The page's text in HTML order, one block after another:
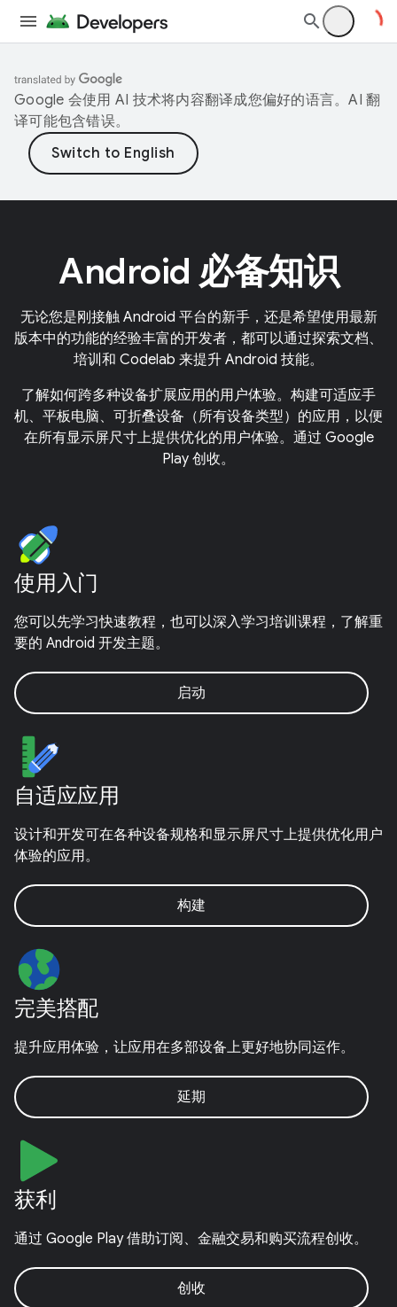
Google 会使用 AI 技术将内容翻译成您偏好的语言。AI 翻
译可能包含错误。
Android 必备知识
无论您是刚接触 Android 平台的新手，还是希望使用最新
版本中的功能的经验丰富的开发者，都可以通过探索文档、
培训和 Codelab 来提升 Android 技能。
了解如何跨多种设备扩展应用的用户体验。构建可适应手
机、平板电脑、可折叠设备（所有设备类型）的应用，以便
在所有显示屏尺寸上提供优化的用户体验。通过 Google
Play 创收。
使用入门
您可以先学习快速教程，也可以深入学习培训课程，了解重
要的 Android 开发主题。
启动
自适应应用
设计和开发可在各种设备规格和显示屏尺寸上提供优化用户
体验的应用。
构建
完美搭配
提升应用体验，让应用在多部设备上更好地协同运作。
延期
获利
通过 Google Play 借助订阅、金融交易和购买流程创收。
创收